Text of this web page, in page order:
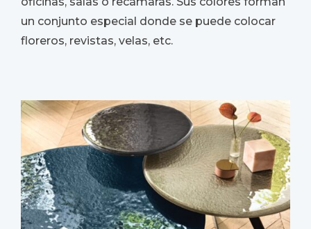
un conjunto especial donde se puede colocar
floreros, revistas, velas, etc.